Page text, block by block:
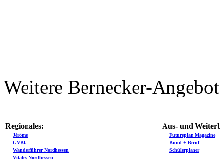
Weitere Bernecker-
Regionales: Aus- und
Jérôme
Futureplan Magazine
GVBl.
Bund + Beruf
Wanderführer Nordhessen
Schülerplaner
Vitales Nordhessen